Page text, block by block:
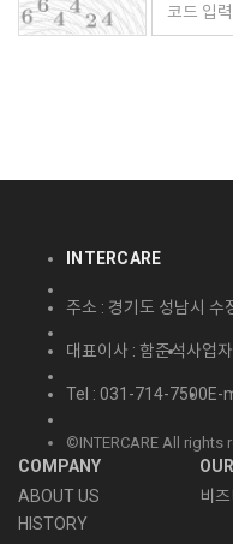
INTERCARE
주소 : 경기도 성남시
대표이사 : 함준석사업
Tel : 031-714-7500E-
©INTERCARE All rights
COMPANY
ABOUT US
HISTORY
비